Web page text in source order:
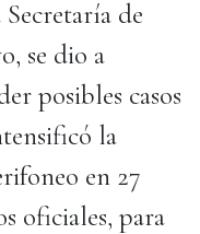
de
se dio a
posibles casos
la
en 27
oficiales, para